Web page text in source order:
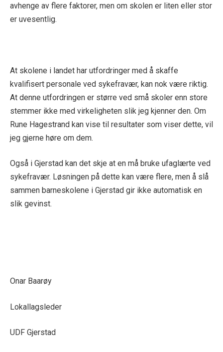
avhenge av flere faktorer, men om skolen er liten eller stor
er uvesentlig.
At skolene i landet har utfordringer med å skaffe
kvalifisert personale ved sykefravær, kan nok være riktig.
At denne utfordringen er større ved små skoler enn store
stemmer ikke med virkeligheten slik jeg kjenner den. Om
Rune Hagestrand kan vise til resultater som viser dette, vil
jeg gjerne høre om dem.
Også i Gjerstad kan det skje at en må bruke ufaglærte ved
sykefravær. Løsningen på dette kan være flere, men å slå
sammen barneskolene i Gjerstad gir ikke automatisk en
slik gevinst.
Onar Baarøy
Lokallagsleder
UDF Gjerstad